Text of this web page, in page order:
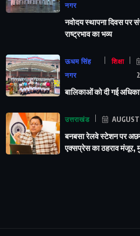
नगर
नवोदय स्थापना दिवस पर
राष्ट्रभाव का भव्य
ऊधम सिंह
नगर
शिक्षा
बालिकाओं को दी गई
उत्तराखंड
बनबसा रेलवे स्टेशन पर
एक्सप्रेस का ठहराव मंजूर,